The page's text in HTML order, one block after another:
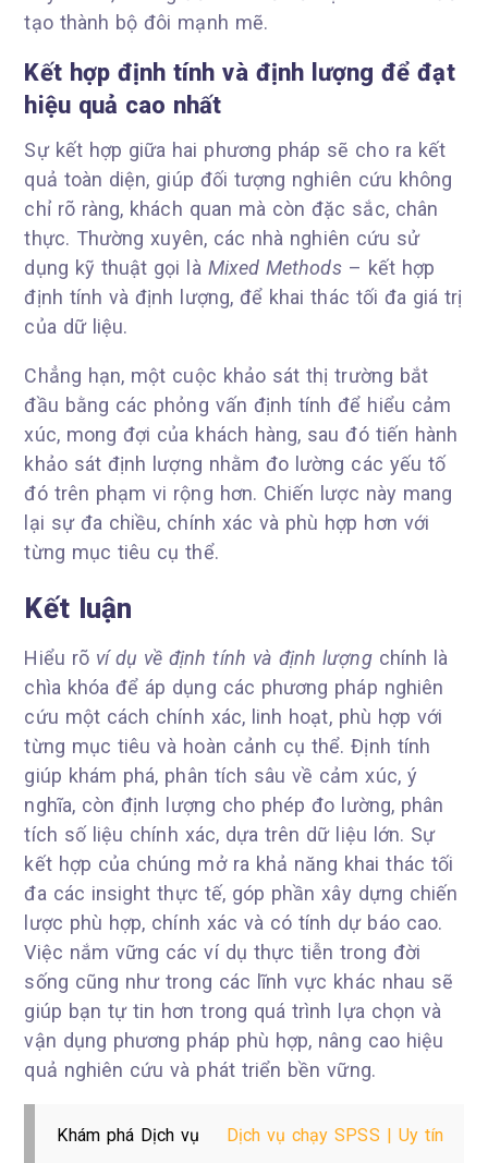
tạo thành bộ đôi mạnh mẽ.
Kết hợp định tính và định lượng để đạt
hiệu quả cao nhất
Sự kết hợp giữa hai phương pháp sẽ cho ra kết
quả toàn diện, giúp đối tượng nghiên cứu không
chỉ rõ ràng, khách quan mà còn đặc sắc, chân
thực. Thường xuyên, các nhà nghiên cứu sử
dụng kỹ thuật gọi là Mixed Methods– kết hợp
định tính và định lượng, để khai thác tối đa giá trị
của dữ liệu.
Chẳng hạn, một cuộc khảo sát thị trường bắt
đầu bằng các phỏng vấn định tính để hiểu cảm
xúc, mong đợi của khách hàng, sau đó tiến hành
khảo sát định lượng nhằm đo lường các yếu tố
đó trên phạm vi rộng hơn. Chiến lược này mang
lại sự đa chiều, chính xác và phù hợp hơn với
từng mục tiêu cụ thể.
Kết luận
Hiểu rõ ví dụ về định tính và định lượngchính là
chìa khóa để áp dụng các phương pháp nghiên
cứu một cách chính xác, linh hoạt, phù hợp với
từng mục tiêu và hoàn cảnh cụ thể. Định tính
giúp khám phá, phân tích sâu về cảm xúc, ý
nghĩa, còn định lượng cho phép đo lường, phân
tích số liệu chính xác, dựa trên dữ liệu lớn. Sự
kết hợp của chúng mở ra khả năng khai thác tối
đa các insight thực tế, góp phần xây dựng chiến
lược phù hợp, chính xác và có tính dự báo cao.
Việc nắm vững các ví dụ thực tiễn trong đời
sống cũng như trong các lĩnh vực khác nhau sẽ
giúp bạn tự tin hơn trong quá trình lựa chọn và
vận dụng phương pháp phù hợp, nâng cao hiệu
quả nghiên cứu và phát triển bền vững.
Khám phá Dịch vụ
Dịch vụ chạy SPSS | Uy tín